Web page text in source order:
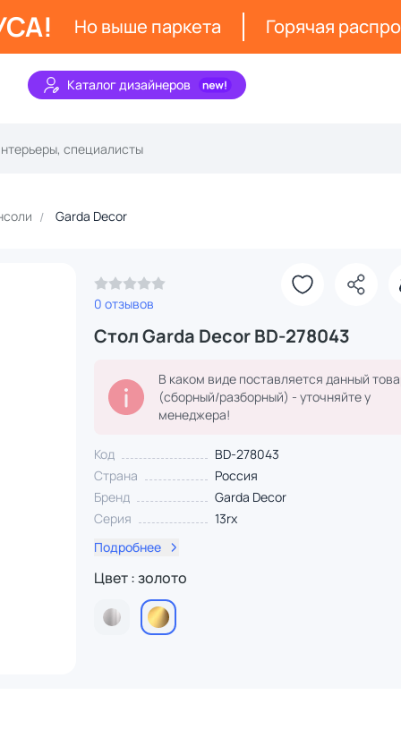
Но выше паркета Горячая
Каталог дизайнеров
Garda Decor
0 отзывов
Стол Garda Decor BD-278043
В каком виде поставляется данный
(сборный/разборный) - уточняйте у
менеджера!
Код
BD-278043
Страна
Россия
Бренд
Garda Decor
Серия
13rx
Подробнее
Цвет : золото